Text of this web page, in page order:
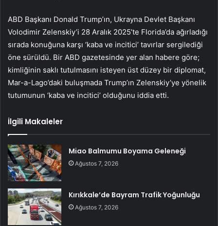
ABD Başkanı Donald Trump’ın, Ukrayna Devlet Başkanı
Volodimir Zelenskiy’i 28 Aralık 2025’te Florida’da ağırladığı
sırada konuğuna karşı ‘kaba ve incitici’ tavırlar sergilediği
öne sürüldü. Bir ABD gazetesinde yer alan habere göre;
kimliğinin saklı tutulmasını isteyen üst düzey bir diplomat,
Mar-a-Lago’daki buluşmada Trump’ın Zelenskiy’ye yönelik
tutumunun ‘kaba ve incitici’ olduğunu iddia etti.
İlgili Makaleler
Miao Balmumu Boyama Geleneği
Ağustos 7, 2026
Kırıkkale’de Bayram Trafik Yoğunluğu
Ağustos 7, 2026